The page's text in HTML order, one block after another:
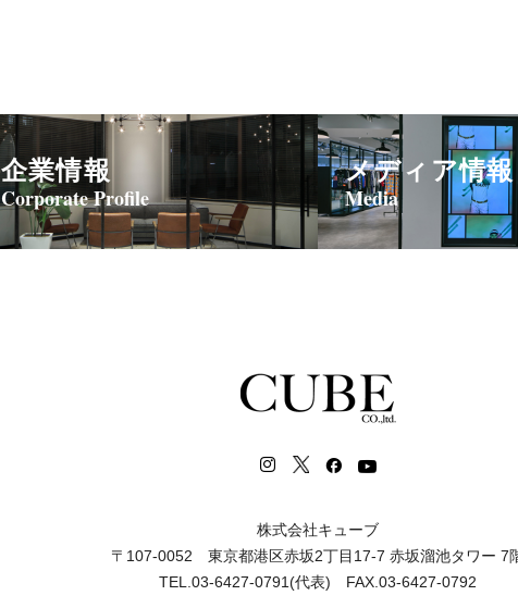
企業情報
Corporate Profile
メディア情報
Media
株式会社キューブ
〒107-0052 東京都港区赤坂2丁目17-7 赤坂溜池タワー 7
TEL.03-6427-0791(代表) FAX.03-6427-0792